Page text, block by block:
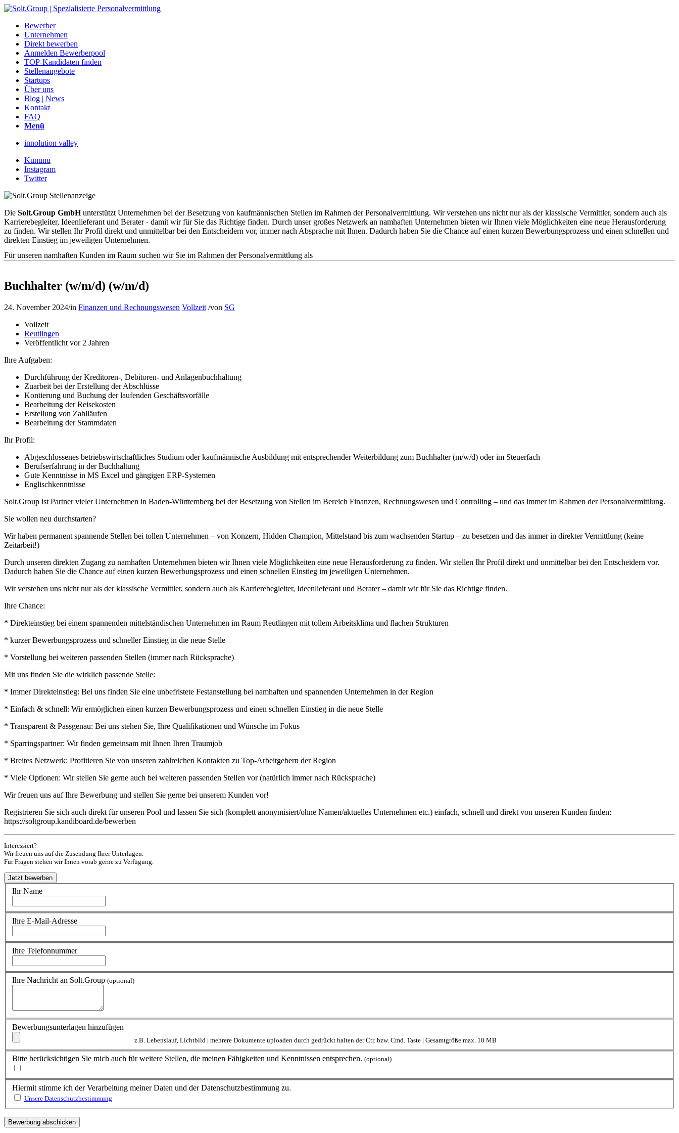
Bewerber
Unternehmen
Direkt bewerben
Anmelden Bewerberpool
TOP-Kandidaten finden
Stellenangebote
Startups
Über uns
Blog | News
Kontakt
FAQ
Menü
innolution valley
Kununu
Instagram
Twitter
Die Solt.Group GmbHunterstützt Unternehmen bei der Besetzung von kaufmännischen Stellen im Rahmen der Personalvermittlung. Wir verstehen uns nicht nur als der klassische Vermittler, sondern auch als
Karrierebegleiter, Ideenlieferant und Berater - damit wir für Sie das Richtige finden. Durch unser großes Netzwerk an namhaften Unternehmen bieten wir Ihnen viele Möglichkeiten eine neue Herausforderung
zu finden. Wir stellen Ihr Profil direkt und unmittelbar bei den Entscheidern vor, immer nach Absprache mit Ihnen. Dadurch haben Sie die Chance auf einen kurzen Bewerbungsprozess und einen schnellen und
direkten Einstieg im jeweiligen Unternehmen.
Für unseren namhaften Kunden im Raum suchen wir Sie im Rahmen der Personalvermittlung als
Buchhalter (w/m/d) (w/m/d)
24. November 2024/in Finanzen und Rechnungswesen Vollzeit /von SG
Vollzeit
Reutlingen
Veröffentlicht vor 2 Jahren
Ihre Aufgaben:
Durchführung der Kreditoren-, Debitoren- und Anlagenbuchhaltung
Zuarbeit bei der Erstellung der Abschlüsse
Kontierung und Buchung der laufenden Geschäftsvorfälle
Bearbeitung der Reisekosten
Erstellung von Zahlläufen
Bearbeitung der Stammdaten
Ihr Profil:
Abgeschlossenes betriebswirtschaftliches Studium oder kaufmännische Ausbildung mit entsprechender Weiterbildung zum Buchhalter (m/w/d) oder im Steuerfach
Berufserfahrung in der Buchhaltung
Gute Kenntnisse in MS Excel und gängigen ERP-Systemen
Englischkenntnisse
Solt.Group ist Partner vieler Unternehmen in Baden-Württemberg bei der Besetzung von Stellen im Bereich Finanzen, Rechnungswesen und Controlling – und das immer im Rahmen der Personalvermittlung.
Sie wollen neu durchstarten?
Wir haben permanent spannende Stellen bei tollen Unternehmen – von Konzern, Hidden Champion, Mittelstand bis zum wachsenden Startup – zu besetzen und das immer in direkter Vermittlung (keine
Zeitarbeit!)
Durch unseren direkten Zugang zu namhaften Unternehmen bieten wir Ihnen viele Möglichkeiten eine neue Herausforderung zu finden. Wir stellen Ihr Profil direkt und unmittelbar bei den Entscheidern vor.
Dadurch haben Sie die Chance auf einen kurzen Bewerbungsprozess und einen schnellen Einstieg im jeweiligen Unternehmen.
Wir verstehen uns nicht nur als der klassische Vermittler, sondern auch als Karrierebegleiter, Ideenlieferant und Berater – damit wir für Sie das Richtige finden.
Ihre Chance:
* Direkteinstieg bei einem spannenden mittelständischen Unternehmen im Raum Reutlingen mit tollem Arbeitsklima und flachen Strukturen
* kurzer Bewerbungsprozess und schneller Einstieg in die neue Stelle
* Vorstellung bei weiteren passenden Stellen (immer nach Rücksprache)
Mit uns finden Sie die wirklich passende Stelle:
* Immer Direkteinstieg: Bei uns finden Sie eine unbefristete Festanstellung bei namhaften und spannenden Unternehmen in der Region
* Einfach & schnell: Wir ermöglichen einen kurzen Bewerbungsprozess und einen schnellen Einstieg in die neue Stelle
* Transparent & Passgenau: Bei uns stehen Sie, Ihre Qualifikationen und Wünsche im Fokus
* Sparringspartner: Wir finden gemeinsam mit Ihnen Ihren Traumjob
* Breites Netzwerk: Profitieren Sie von unseren zahlreichen Kontakten zu Top-Arbeitgebern der Region
* Viele Optionen: Wir stellen Sie gerne auch bei weiteren passenden Stellen vor (natürlich immer nach Rücksprache)
Wir freuen uns auf Ihre Bewerbung und stellen Sie gerne bei unserem Kunden vor!
Registrieren Sie sich auch direkt für unseren Pool und lassen Sie sich (komplett anonymisiert/ohne Namen/aktuelles Unternehmen etc.) einfach, schnell und direkt von unseren Kunden finden:
https://soltgroup.kandiboard.de/bewerben
Interessiert?
Wir freuen uns auf die Zusendung Ihrer Unterlagen.
Für Fragen stehen wir Ihnen vorab gerne zu Verfügung.
Ihr Name
Ihre E-Mail-Adresse
Ihre Telefonnummer
Ihre Nachricht an Solt.Group (optional)
Bewerbungsunterlagen hinzufügen
z.B. Lebenslauf, Lichtbild | mehrere Dokumente uploaden durch gedrückt halten der Ctr. bzw. Cmd. Taste | Gesamtgröße max. 10 MB
Bitte berücksichtigen Sie mich auch für weitere Stellen, die meinen Fähigkeiten und Kenntnissen entsprechen. (optional)
Hiermit stimme ich der Verarbeitung meiner Daten und der Datenschutzbestimmung zu.
Unsere Datenschutzbestimmung